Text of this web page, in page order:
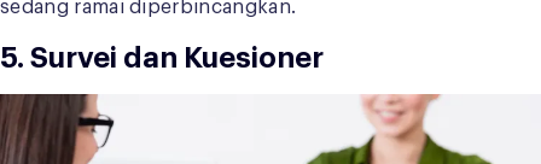
sedang ramai diperbincangkan.
5. Survei dan Kuesioner